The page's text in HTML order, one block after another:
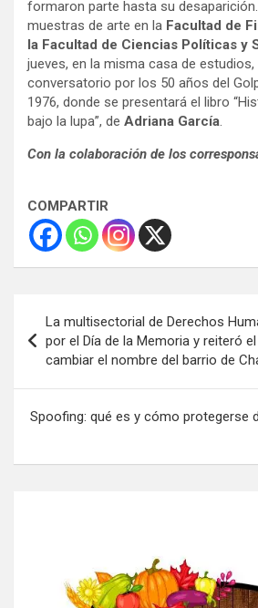
formaron parte hasta su
muestras de arte en la Facultad de
la Facultad de Ciencias Políticas y
jueves, en la misma casa de
conversatorio por los 50 años del
1976, donde se presentará el libro
bajo la lupa”, de Adriana García.
Con la colaboración de los
COMPARTIR
de
entradas
La multisectorial de Derechos
por el Día de la Memoria y reiteró
cambiar el nombre del barrio de
Spoofing: qué es y cómo protegerse